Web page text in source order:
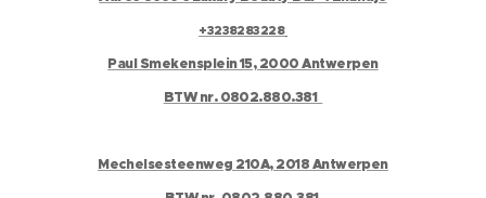
+3238283228
Paul Smekensplein 15, 2000 Antwerpen
BTW nr. 0802.880.381
Mechelsesteenweg 210A, 2018 Antwerpen